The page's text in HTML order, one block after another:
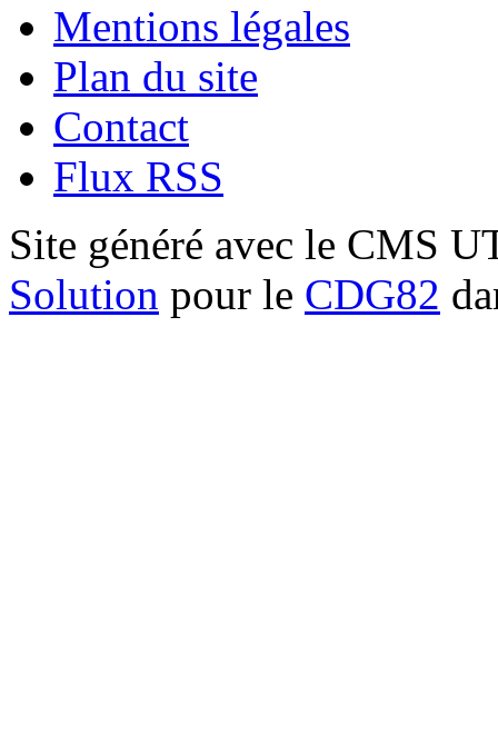
Mentions légales
Plan du site
Contact
Flux RSS
Site généré avec le CMS
Solution pour le CDG82